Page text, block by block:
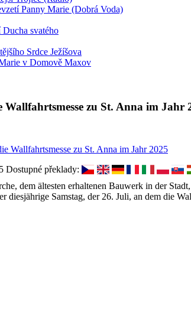
Panny Marie (Dobrá Voda)
Ducha svatého
Srdce Ježíšova
v Domově Maxov
zu St. Anna im Jahr
Dostupné překlady:
dem ältesten erhaltenen Bauwerk in der
diesjährige Samstag, der 26. Juli, an dem die